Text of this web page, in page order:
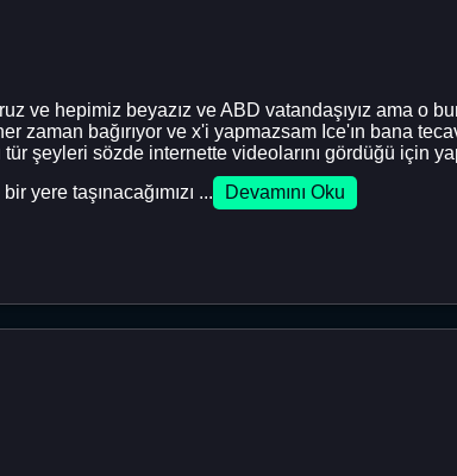
ve hepimiz beyazız ve ABD vatandaşıyız ama o
zaman bağırıyor ve x'i yapmazsam Ice'ın bana
şeyleri sözde internette videolarını gördüğü için
yere taşınacağımızı ...
Devamını Oku